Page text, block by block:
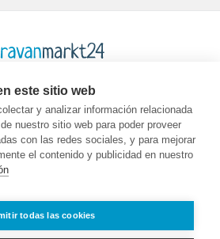
somos
Legal
GTC
datos
este sitio web
y analizar información relacionada
nuestro sitio web para poder proveer
con las redes sociales, y para mejorar
el contenido y publicidad en nuestro
todas las cookies